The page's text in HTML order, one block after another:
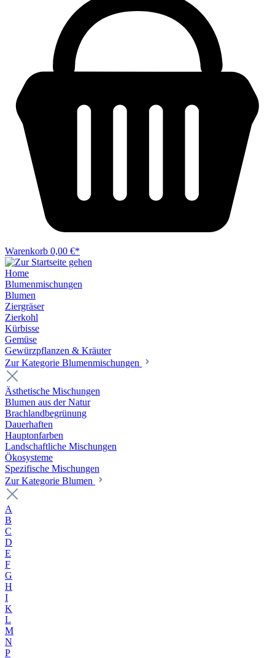
Warenkorb 0,00 €*
Home
Blumenmischungen
Blumen
Ziergräser
Zierkohl
Kürbisse
Gemüse
Gewürzpflanzen & Kräuter
Zur Kategorie Blumenmischungen
Ästhetische Mischungen
Blumen aus der Natur
Brachlandbegrünung
Dauerhaften
Hauptonfarben
Landschaftliche Mischungen
Ökosysteme
Spezifische Mischungen
Zur Kategorie Blumen
A
B
C
D
E
F
G
H
I
K
L
M
N
P